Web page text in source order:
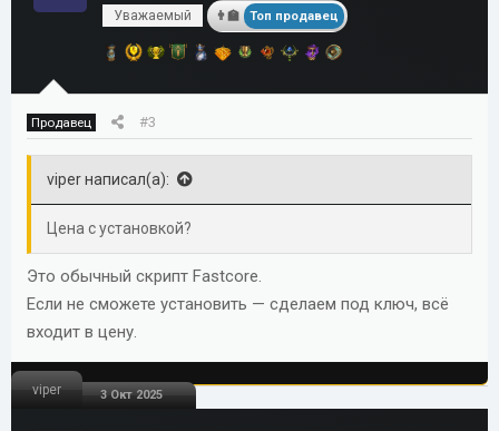
Уважаемый Топ продавец
Продавец #3
viper написал(а):
Цена с установкой?
Это обычный скрипт Fastcore.
Если не сможете установить — сделаем под ключ, всё
входит в цену.
viper 3 Окт 2025